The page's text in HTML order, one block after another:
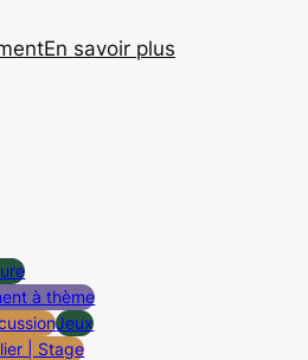
En savoir plus
à thème
Jeux
| Stage